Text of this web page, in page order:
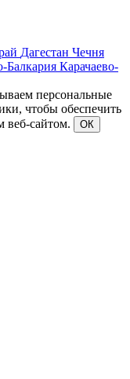
Дагестан Чечня
Балкария Карачаево-
персональные
чтобы обеспечить
веб-сайтом.
ОК